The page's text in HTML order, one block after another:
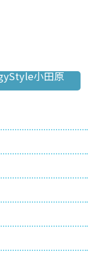
小田原